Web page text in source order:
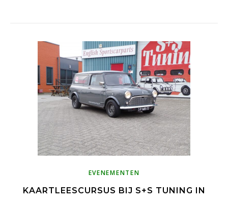
EVENEMENTEN
KAARTLEESCURSUS BIJ S+S TUNING IN